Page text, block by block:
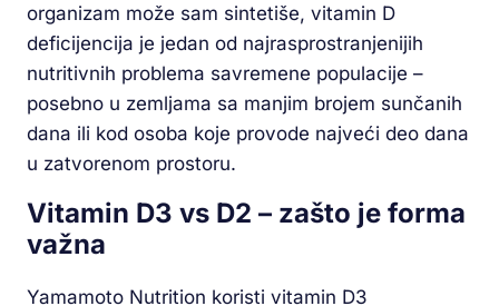
organizam može sam sintetiše, vitamin D
deficijencija je jedan od najrasprostranjenijih
nutritivnih problema savremene populacije –
posebno u zemljama sa manjim brojem sunčanih
dana ili kod osoba koje provode najveći deo dana
u zatvorenom prostoru.
Vitamin D3 vs D2 – zašto je forma
važna
Yamamoto Nutrition koristi vitamin D3